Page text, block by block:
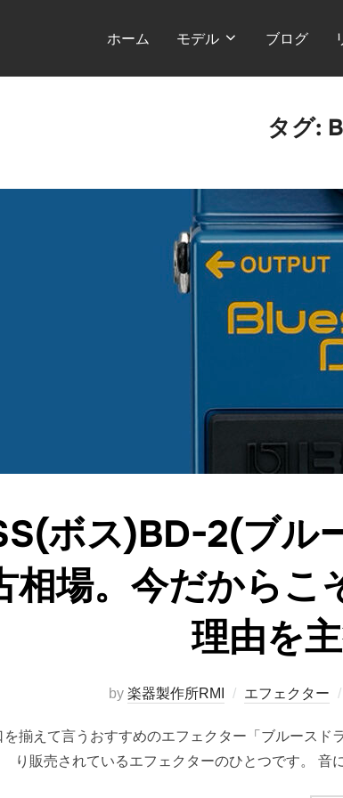
ホーム モデル ブログ
タグ:
ボス)BD-2(ブル
相場。今だからこ
理由を
by 楽器製作所RMI エフェクター
を揃えて言うおすすめのエフェクター「ブルース
り販売されているエフェクターのひとつです。